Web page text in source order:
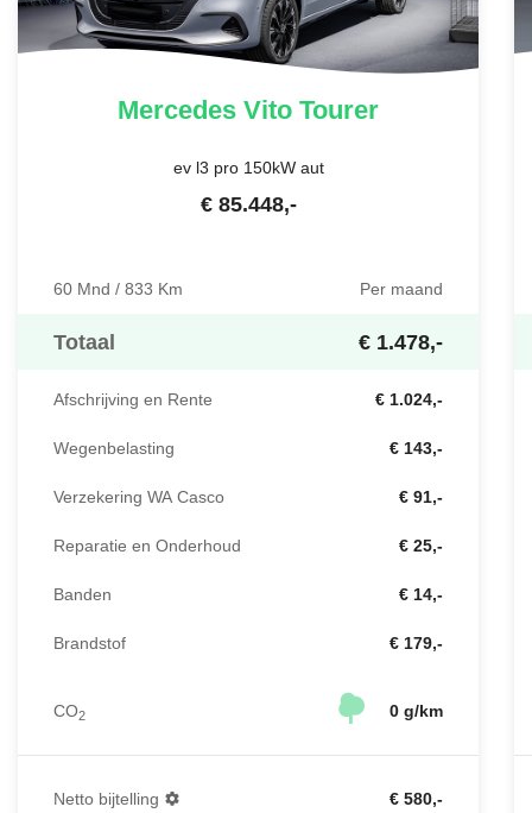
MercedesVito Tourer
ev l3 pro 150kW aut
€ 85.448,-
60 Mnd / 833 Km Per maand
Totaal € 1.478,-
Afschrijving en Rente € 1.024,-
Wegenbelasting € 143,-
Verzekering WA Casco € 91,-
Reparatie en Onderhoud € 25,-
Banden € 14,-
Brandstof € 179,-
CO2 0 g/km
Netto bijtelling € 580,-